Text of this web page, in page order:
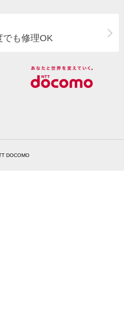
でも修理OK
DOCOMO